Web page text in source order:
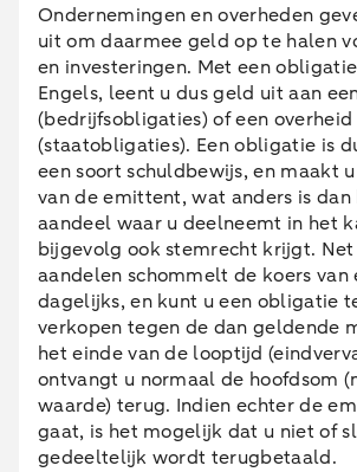
Ondernemingen en overheden
uit om daarmee geld op te halen
en investeringen. Met een
Engels, leent u dus geld uit aan
(bedrijfsobligaties) of een overheid
(staatobligaties). Een obligatie is
een soort schuldbewijs, en maakt
van de emittent, wat anders is dan
aandeel waar u deelneemt in het
bijgevolg ook stemrecht krijgt. Net
aandelen schommelt de koers
dagelijks, en kunt u een obligatie
verkopen tegen de dan geldende
het einde van de looptijd
ontvangt u normaal de hoofdsom
waarde) terug. Indien echter de
gaat, is het mogelijk dat u niet of
gedeeltelijk wordt terugbetaald.